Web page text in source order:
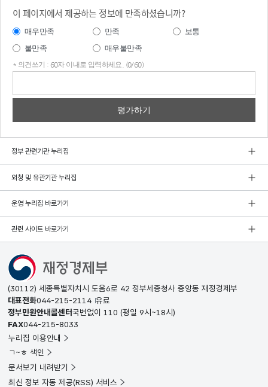
이 페이지에서 제공하는 정보에 만족하셨습니까?
매우만족 만족
보통
불만족
매우불만족
* 의견쓰기 : 60자 이내로 입력하세요. (0/60)
정부 관련기관 누리집
외청 및 유관기관 누리집
운영 누리집 바로가기
관련 사이트 바로가기
(30112) 세종특별자치시 도움6로 42 정부세종청사 중앙동 재정경제부
대표전화044-215-2114 유료
정부민원안내콜센터국번없이 110 (평일 9시~18시)
FAX044-215-8033
누리집 이용안내
ㄱ~ㅎ 색인
문서보기 내려받기
최신 정보 자동 제공(RSS) 서비스